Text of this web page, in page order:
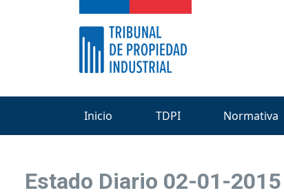
Inicio TDPI Normativa
Estado Diario 02-01-2015